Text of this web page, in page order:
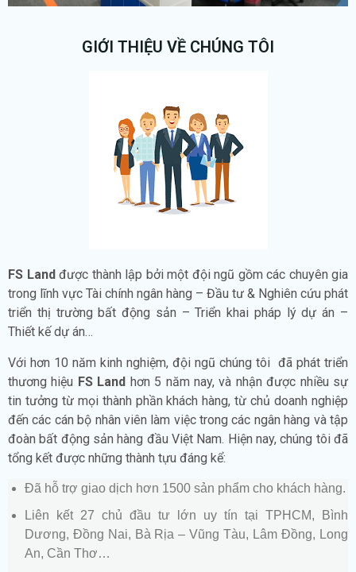
GIỚI THIỆU VỀ CHÚNG TÔI
FS Land được thành lập bởi một đội ngũ gồm các chuyên gia
trong lĩnh vực Tài chính ngân hàng – Đầu tư & Nghiên cứu phát
triển thị trường bất động sản – Triển khai pháp lý dự án –
Thiết kế dự án…
Với hơn 10 năm kinh nghiệm, đội ngũ chúng tôi đã phát triển
thương hiệu FS Land hơn 5 năm nay, và nhận được nhiều sự
tin tưởng từ mọi thành phần khách hàng, từ chủ doanh nghiệp
đến các cán bộ nhân viên làm việc trong các ngân hàng và tập
đoàn bất động sản hàng đầu Việt Nam. Hiện nay, chúng tôi đã
tổng kết được những thành tựu đáng kể:
Đã hỗ trợ giao dịch hơn 1500 sản phẩm cho khách hàng.
Liên kết 27 chủ đầu tư lớn uy tín tại TPHCM, Bình
Dương, Đồng Nai, Bà Rịa – Vũng Tàu, Lâm Đồng, Long
An, Cần Thơ…